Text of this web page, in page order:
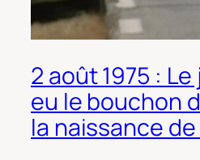
2 août 1975 :
eu le bouchon
la naissance